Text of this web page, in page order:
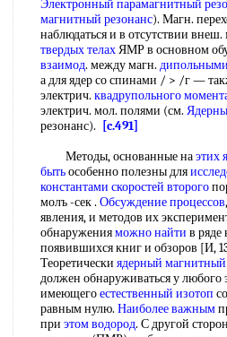
Электронный парамагнитный
магнитный резонанс). Магн.
наблюдаться и в отсутствии внеш.
твердых телахЯМР в основном
взаимод. между магн.
а для ядер со спинами / > /г —
электрич. квадрупольного
электрич. мол. полями (см.
резонанс).
[c.491]
Методы, основанные наэтих
бытьособенно полезны для
константами скоростей второго
молъ -сек . Обсуждение процессов
явления, и методов их
обнаруженияможно найти в ряде
появившихся книг и обзоров [И,
Теоретически ядерный магнитный
должен обнаруживаться у любого
имеющегоестественный изотоп со
равным нулю. Наиболее важным
при этом водород. С другой